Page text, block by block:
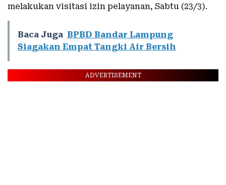
melakukan visitasi izin pelayanan, Sabtu (23/3).
Baca Juga BPBD Bandar Lampung
Siagakan Empat Tangki Air Bersih
ADVERTISEMENT